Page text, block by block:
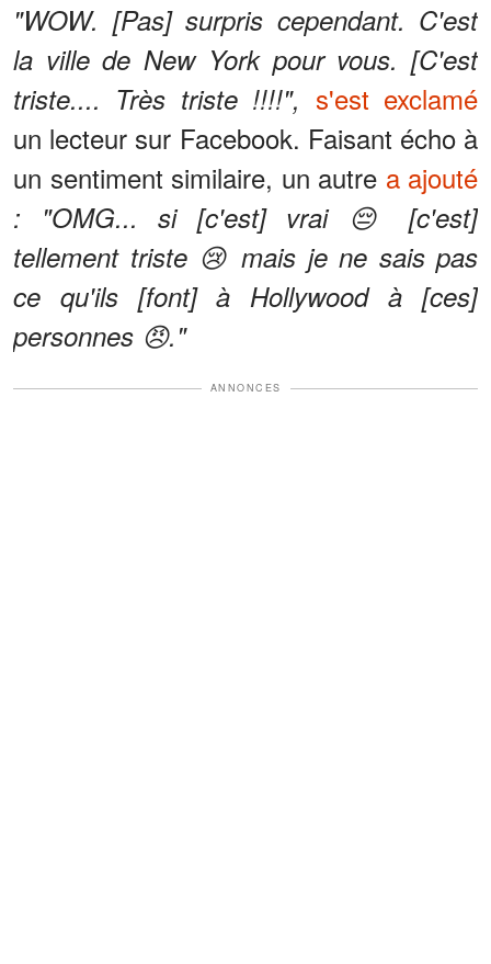
"WOW. [Pas] surpris cependant. C'est
la ville de New York pour vous. [C'est
triste.... Très triste !!!!", s'est exclamé
un lecteur sur Facebook. Faisant écho à
un sentiment similaire, un autre a ajouté
: "OMG... si [c'est] vrai 😔 [c'est]
tellement triste 😢 mais je ne sais pas
ce qu'ils [font] à Hollywood à [ces]
personnes 😠."
ANNONCES